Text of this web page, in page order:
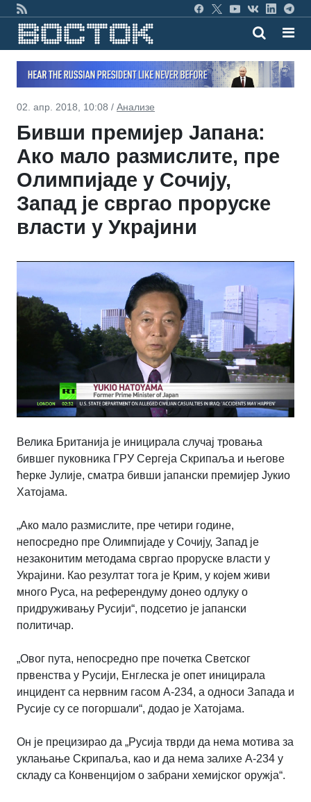
02. апр. 2018, 10:08 / Анализе
Бивши премијер Јапана:
Ако мало размислите, пре
Олимпијаде у Сочију,
Запад је свргао проруске
власти у Украјини
Велика Британија је иницирала случај тровања
бившег пуковника ГРУ Сергеја Скрипаља и његове
ћерке Јулије, сматра бивши јапански премијер Јукио
Хатојама.
„Ако мало размислите, пре четири године,
непосредно пре Олимпијаде у Сочију, Запад је
незаконитим методама свргао проруске власти у
Украјини. Као резултат тога је Крим, у којем живи
много Руса, на референдуму донео одлуку о
придруживању Русији“, подсетио је јапански
политичар.
„Овог пута, непосредно пре почетка Светског
првенства у Русији, Енглеска је опет иницирала
инцидент са нервним гасом А-234, а односи Запада и
Русије су се погоршали“, додао је Хатојама.
​Он је прецизирао да „Русија тврди да нема мотива за
уклањање Скрипаља, као и да нема залихе А-234 у
складу са Конвенцијом о забрани хемијског оружја“.